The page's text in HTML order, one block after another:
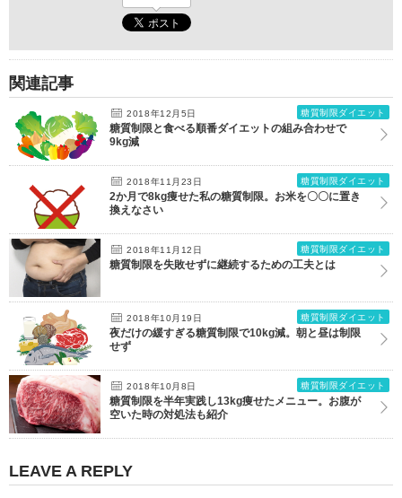
関連記事
2018年12月5日 糖質制限ダイエット
糖質制限と食べる順番ダイエットの組み合わせで
9kg減
2018年11月23日 糖質制限ダイエット
2か月で8kg痩せた私の糖質制限。お米を〇〇に置き
換えなさい
2018年11月12日 糖質制限ダイエット
糖質制限を失敗せずに継続するための工夫とは
2018年10月19日 糖質制限ダイエット
夜だけの緩すぎる糖質制限で10kg減。朝と昼は制限
せず
2018年10月8日 糖質制限ダイエット
糖質制限を半年実践し13kg痩せたメニュー。お腹が
空いた時の対処法も紹介
LEAVE A REPLY